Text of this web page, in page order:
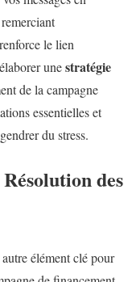
le lien
unestratégie
de la campagne
essentielles et
du stress.
des
élément clé pour